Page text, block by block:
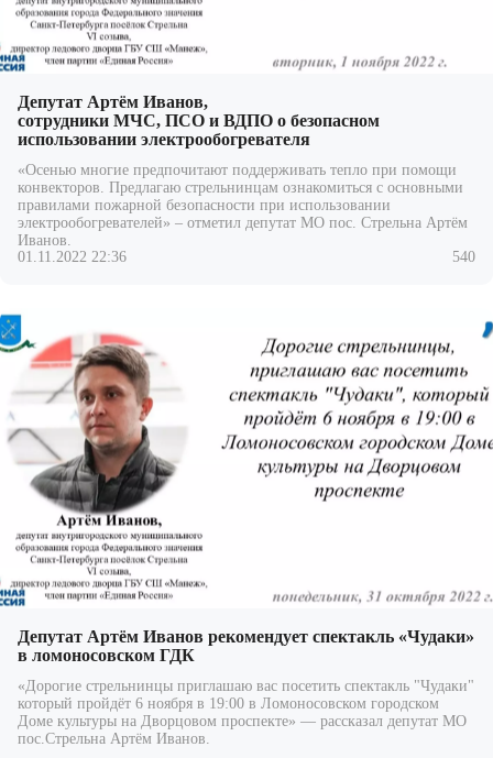
Депутат Артём Иванов,
сотрудники МЧС, ПСО и ВДПО о безопасном
использовании электрообогревателя
«Осенью многие предпочитают поддерживать тепло при помощи
конвекторов. Предлагаю стрельнинцам ознакомиться с основными
правилами пожарной безопасности при использовании
электрообогревателей» – отметил депутат МО пос. Стрельна Артём
Иванов
01.11.2022 22:36
540
Депутат Артём Иванов рекомендует спектакль «Чудаки»
в ломоносовском ГДК
«Дорогие стрельнинцы приглашаю вас посетить спектакль "Чудаки"
который пройдёт 6 ноября в 19:00 в Ломоносовском городском
Доме культуры на Дворцовом проспекте» — рассказал депутат МО
пос.Стрельна Артём Иванов.